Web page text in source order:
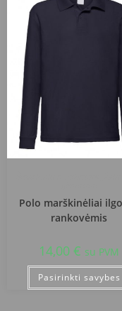
Polo marškinėliai
rankovėmis
14,00 € su PVM
Pasirinkti savybes